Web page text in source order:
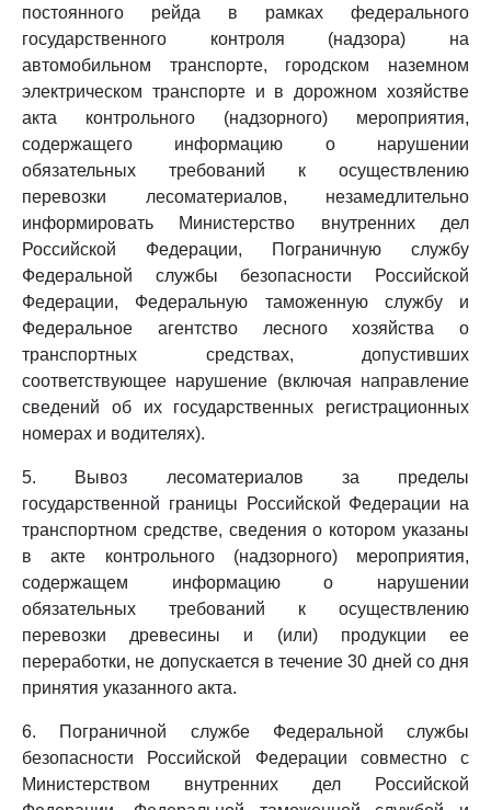
постоянного рейда в рамках федерального
государственного контроля (надзора) на
автомобильном транспорте, городском наземном
электрическом транспорте и в дорожном хозяйстве
акта контрольного (надзорного) мероприятия,
содержащего информацию о нарушении
обязательных требований к осуществлению
перевозки лесоматериалов, незамедлительно
информировать Министерство внутренних дел
Российской Федерации, Пограничную службу
Федеральной службы безопасности Российской
Федерации, Федеральную таможенную службу и
Федеральное агентство лесного хозяйства о
транспортных средствах, допустивших
соответствующее нарушение (включая направление
сведений об их государственных регистрационных
номерах и водителях).
5. Вывоз лесоматериалов за пределы
государственной границы Российской Федерации на
транспортном средстве, сведения о котором указаны
в акте контрольного (надзорного) мероприятия,
содержащем информацию о нарушении
обязательных требований к осуществлению
перевозки древесины и (или) продукции ее
переработки, не допускается в течение 30 дней со дня
принятия указанного акта.
6. Пограничной службе Федеральной службы
безопасности Российской Федерации совместно с
Министерством внутренних дел Российской